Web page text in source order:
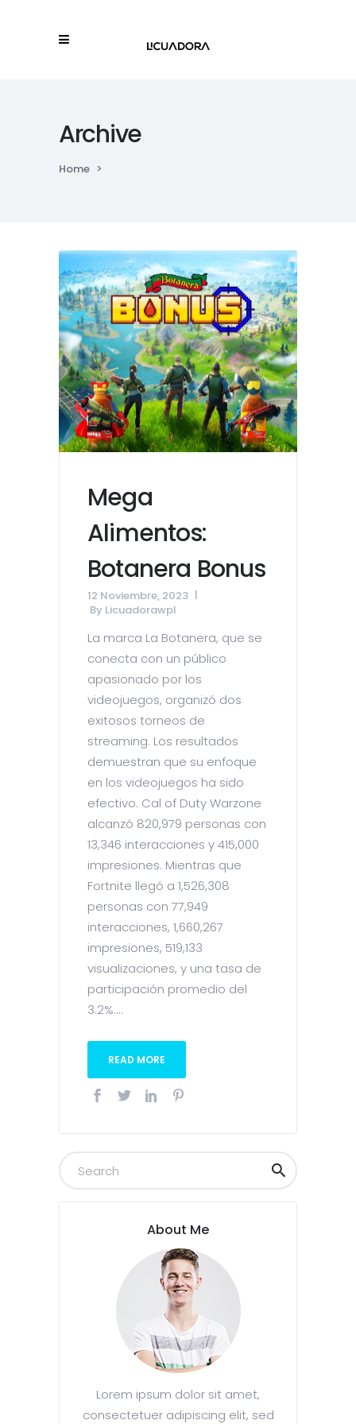
Archive
Home >
Mega
Alimentos:
Botanera Bonus
12 Noviembre, 2023
By Licuadorawpl
La marca La Botanera, que se
conecta con un público
apasionado por los
videojuegos, organizó dos
exitosos torneos de
streaming. Los resultados
demuestran que su enfoque
en los videojuegos ha sido
efectivo. Cal of Duty Warzone
alcanzó 820,979 personas con
13,346 interacciones y 415,000
impresiones. Mientras que
Fortnite llegó a 1,526,308
personas con 77,949
interacciones, 1,660,267
impresiones, 519,133
visualizaciones, y una tasa de
participación promedio del
3.2%....
READ MORE
About Me
Lorem ipsum dolor sit amet,
consectetuer adipiscing elit, sed